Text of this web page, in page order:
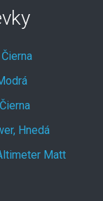
Hnedá
Matt